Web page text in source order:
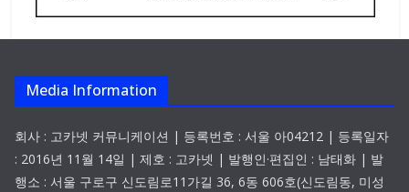
Media Information
회사 : 고카넷 커뮤니케이션 | 등록번호 : 서울 아04212 | 등록일자
: 2016년 11월 14일 | 제호 : 고카넷 | 발행인·편집인 : 남태화 | 발
행소 : 서울 구로구 신도림로11가길 36, 6동 606호(신도림동, 미성